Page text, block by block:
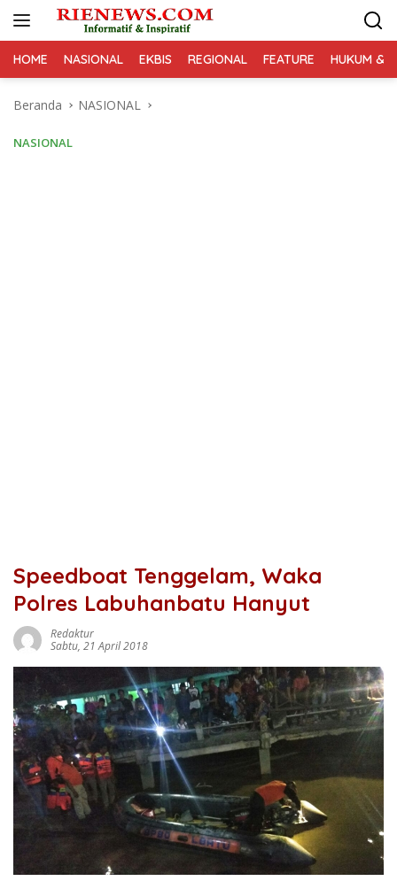
HOME NASIONAL EKBIS REGIONAL FEATURE HUKUM &
Beranda NASIONAL
NASIONAL
Speedboat Tenggelam, Waka
Polres Labuhanbatu Hanyut
Redaktur
Sabtu, 21 April 2018